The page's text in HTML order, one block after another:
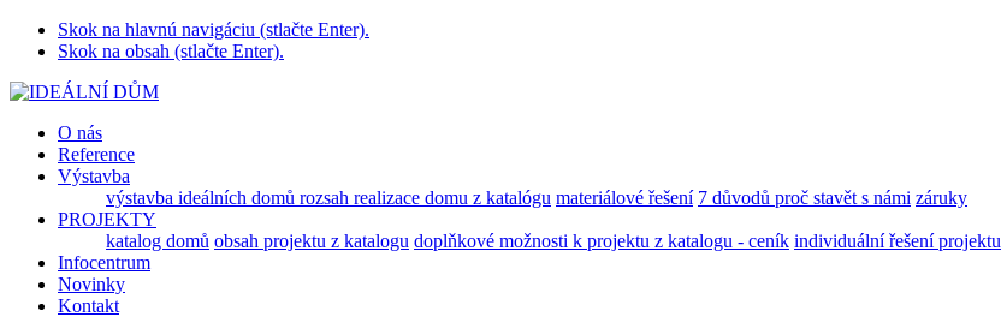
Skok na hlavnú navigáciu (stlačte Enter).
Skok na obsah (stlačte Enter).
O nás
Reference
Výstavba
výstavba ideálních domů rozsah realizace domu z katalógu materiálové řešení 7 důvodů proč stavět s námi záruky
PROJEKTY
katalog domů obsah projektu z katalogu doplňkové možnosti k projektu z katalogu - ceník individuální řešení projektu
Infocentrum
Novinky
Kontakt